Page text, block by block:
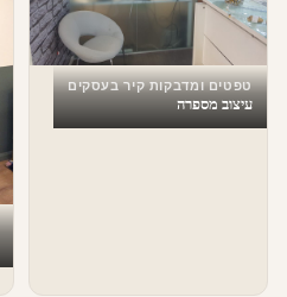
טפטים ומדבקות קיר בעסקים
עיצוב מספרה